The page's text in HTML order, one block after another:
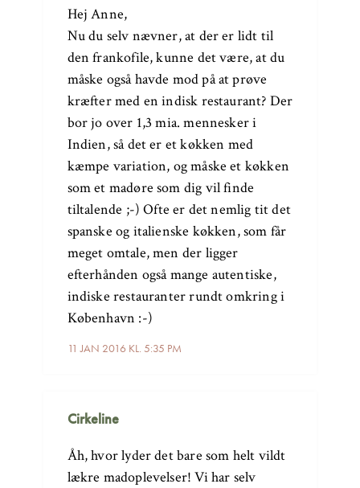
11 JAN 2016 KL. 5:35 PM
Hej Anne,
Nu du selv nævner, at der er lidt til
den frankofile, kunne det være, at du
måske også havde mod på at prøve
kræfter med en indisk restaurant? Der
bor jo over 1,3 mia. mennesker i
Indien, så det er et køkken med
kæmpe variation, og måske et køkken
som et madøre som dig vil finde
tiltalende ;-) Ofte er det nemlig tit det
spanske og italienske køkken, som får
meget omtale, men der ligger
efterhånden også mange autentiske,
indiske restauranter rundt omkring i
København :-)
Cirkeline
Åh, hvor lyder det bare som helt vildt
lækre madoplevelser! Vi har selv